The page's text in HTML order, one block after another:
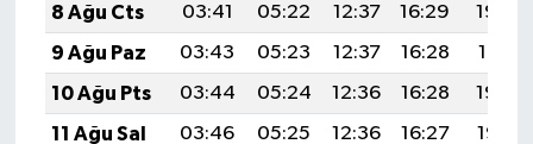
8 Ağu Cts
03:41 05:22 12:37 16:29
19:42
9 Ağu Paz
03:43 05:23 12:37 16:28
19:41
10 Ağu Pts
03:44 05:24 12:36 16:28
19:39
11 Ağu Sal
03:46 05:25 12:36 16:27
19:38